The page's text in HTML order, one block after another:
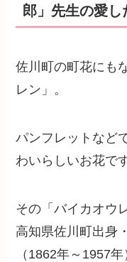
郎」先生の愛し
佐川町の町花にも
レン」。
パンフレットなど
わいらしいお花です
その「バイカオウ
高知県佐川町出身
（1862年～1957年